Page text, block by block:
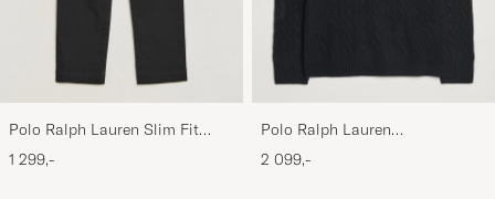
Polo Ralph Lauren Slim Fit
Stretch Chinos Black
1 299,-
Polo Ralph Lauren
Wool/Cashmere Cable Half Zip
Polo Black
2 099,-